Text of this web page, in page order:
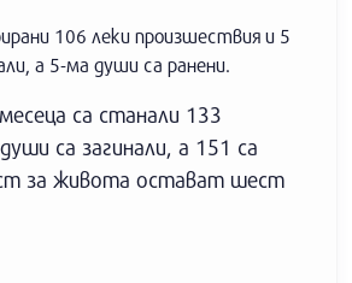
106 леки произшествия и 5
а 5-ма души са ранени.
са станали 133
са загинали, а 151 са
за живота остават шест